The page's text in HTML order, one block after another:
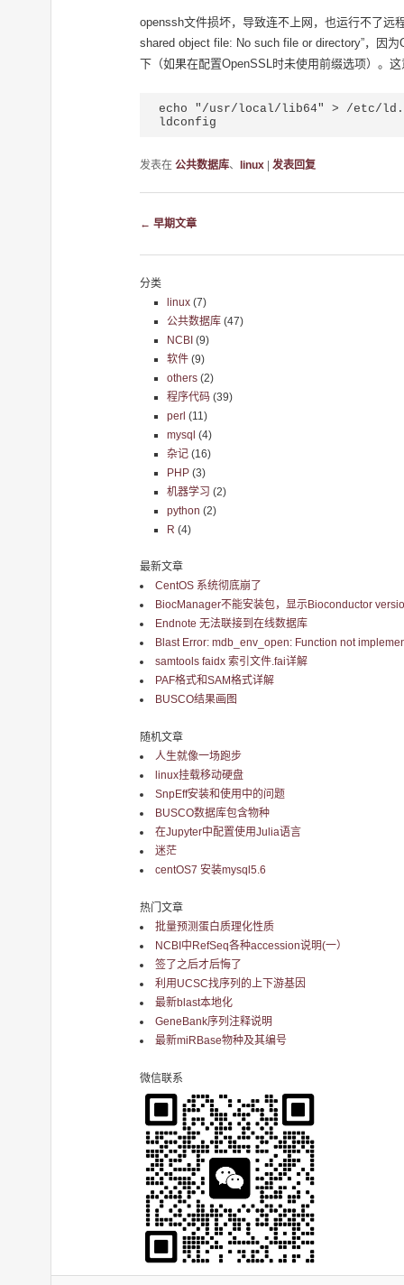
openssh文件损坏，导致连不上网，也运行不了远
shared object file: No such file or directory”，因
下（如果在配置OpenSSL时未使用前缀选项）。
echo "/usr/local/lib64" > /etc/
ldconfig
发表在 公共数据库、 linux | 发表回复
文章导航
← 早期文章
分类
linux(7)
公共数据库(47)
NCBI (9)
软件(9)
others(2)
程序代码(39)
perl (11)
mysql (4)
杂记(16)
PHP(3)
机器学习 (2)
python (2)
R (4)
最新文章
CentOS 系统彻底崩了
BiocManager不能安装包，显示Bioconductor
Endnote 无法联接到在线数据库
Blast Error: mdb_env_open: Function not
samtools faidx 索引文件.fai详解
PAF格式和SAM格式详解
BUSCO结果画图
随机文章
人生就像一场跑步
linux挂载移动硬盘
SnpEff安装和使用中的问题
BUSCO数据库包含物种
在Jupyter中配置使用Julia语言
迷茫
centOS7 安装mysql5.6
热门文章
批量预测蛋白质理化性质
NCBI中RefSeq各种accession说明(一）
签了之后才后悔了
利用UCSC找序列的上下游基因
最新blast本地化
GeneBank序列注释说明
最新miRBase物种及其编号
微信联系